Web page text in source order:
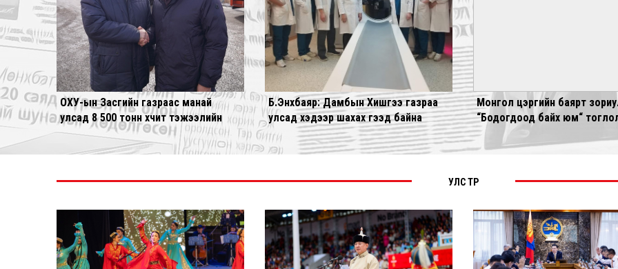
ОХУ-ын Засгийн газраас манай
улсад 8 500 тонн хүчит тэжээлийн
дэмжлэг үзүүллээ
Б.Энхбаяр: Дамбын Хишгээ газраа
улсад хэдээр шахах гээд байна
Монгол цэргийн баярт
“Бодогдоод байх юм“
сарын 14-нд болно
УЛС ТӨР